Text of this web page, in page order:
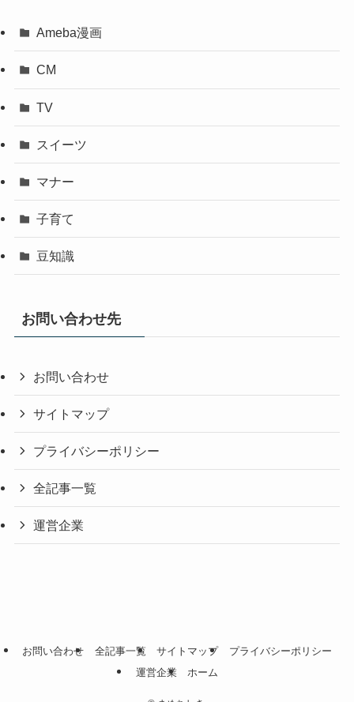
Ameba漫画
CM
TV
スイーツ
マナー
子育て
豆知識
お問い合わせ先
お問い合わせ
サイトマップ
プライバシーポリシー
全記事一覧
運営企業
お問い合わせ 全記事一覧 サイトマップ
プライバシーポリシー
運営企業
ホーム